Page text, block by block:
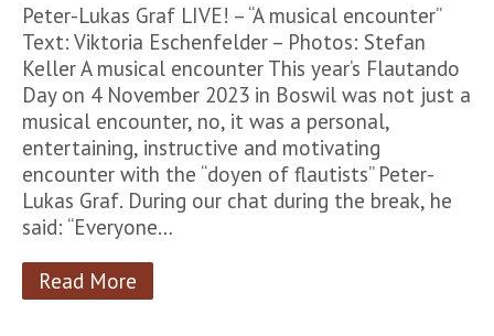
Peter-Lukas Graf LIVE! – “A musical encounter”
Text: Viktoria Eschenfelder – Photos: Stefan
Keller A musical encounter This year’s Flautando
Day on 4 November 2023 in Boswil was not just a
musical encounter, no, it was a personal,
entertaining, instructive and motivating
encounter with the “doyen of flautists” Peter-
Lukas Graf. During our chat during the break, he
said: “Everyone…
Read More